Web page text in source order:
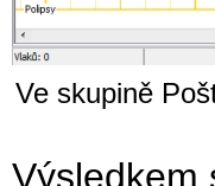
Ve skupině
Výsledkem